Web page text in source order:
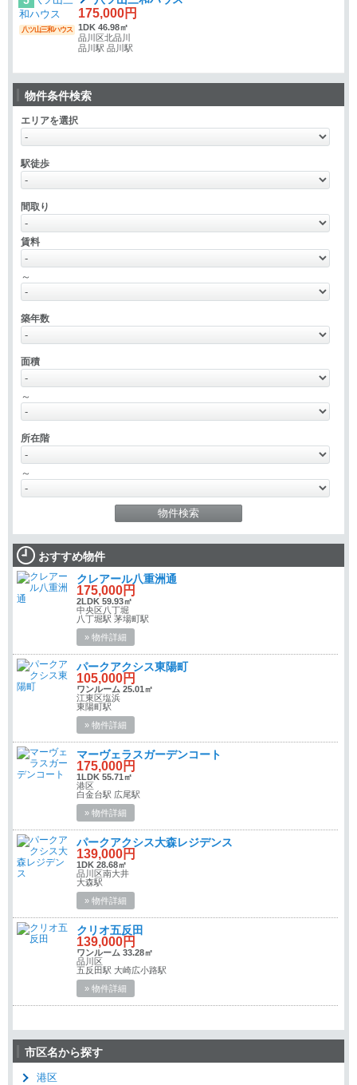
八ツ山三和ハウス
175,000円
1DK 46.98㎡
品川区北品川
品川駅 品川駅
物件条件検索
エリアを選択
駅徒歩
間取り
賃料
～
築年数
面積
～
所在階
～
おすすめ物件
クレアール八重洲通
175,000円
2LDK 59.93㎡
中央区八丁堀
八丁堀駅 茅場町駅
» 物件詳細
パークアクシス東陽町
105,000円
ワンルーム 25.01㎡
江東区塩浜
東陽町駅
» 物件詳細
マーヴェラスガーデンコート
175,000円
1LDK 55.71㎡
港区
白金台駅 広尾駅
» 物件詳細
パークアクシス大森レジデンス
139,000円
1DK 28.68㎡
品川区南大井
大森駅
» 物件詳細
クリオ五反田
139,000円
ワンルーム 33.28㎡
品川区
五反田駅 大崎広小路駅
» 物件詳細
市区名から探す
港区